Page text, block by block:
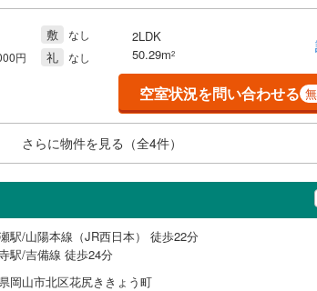
円
敷 なし
礼 なし
2LDK
50.29m2
空室状況を問い合わせる
さらに物件を見る（全4件）
駅/山陽本線（JR西日本） 徒歩22分
駅/吉備線 徒歩24分
岡山市北区花尻ききょう町